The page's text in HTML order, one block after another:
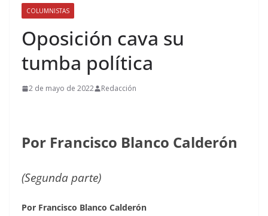
COLUMNISTAS
Oposición cava su
tumba política
2 de mayo de 2022 Redacción
Por Francisco Blanco Calderón
(Segunda parte)
Por Francisco Blanco Calderón